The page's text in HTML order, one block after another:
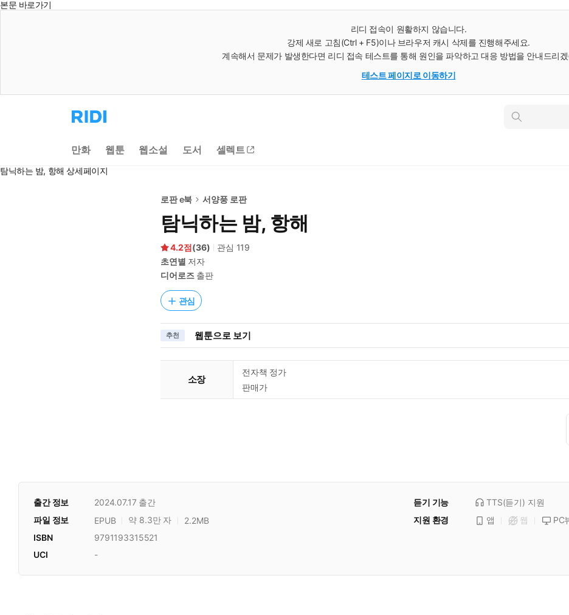
본문 바로가기
리디 접속이 원활하지 않습니다.
강제 새로 고침(Ctrl + F5)이나 브라우저 캐시 삭제를 진행해주세요.
계속해서 문제가 발생한다면 리디 접속 테스트를 통해 원인을 파악하고 대응 방법을 안내드리
테스트 페이지로 이동하기
리
디
으
로
동
인
만화 웹툰 웹소설 도서 셀렉트
탐닉하는 밤, 항해 상세페이지
로판 e북 서양풍 로판
탐닉하는 밤, 항해
4.2 (36) 관심 119
초연별 저자
디어로즈 출판
관심
추천 웹툰으로 보기
소장
전자책 정가
판매가
출간 정보 2024.07.17 출간 듣기 기능 TTS(듣기) 지원
파일 정보
EPUB 약 8.3만 자 2.2MB 지원 환경 앱 웹 PC
ISBN
9791193315521
UCI
-